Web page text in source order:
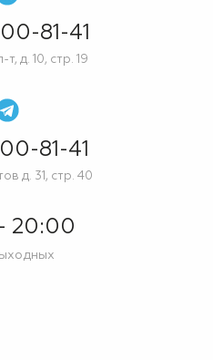
81-41
т, д. 10, стр. 19
81-41
д. 31, стр. 40
20:00